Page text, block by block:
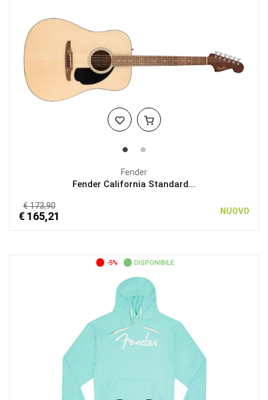
Fender
Fender California Standard...
€ 173,90
€ 165,21 NUOVO
-5% DISPONIBILE